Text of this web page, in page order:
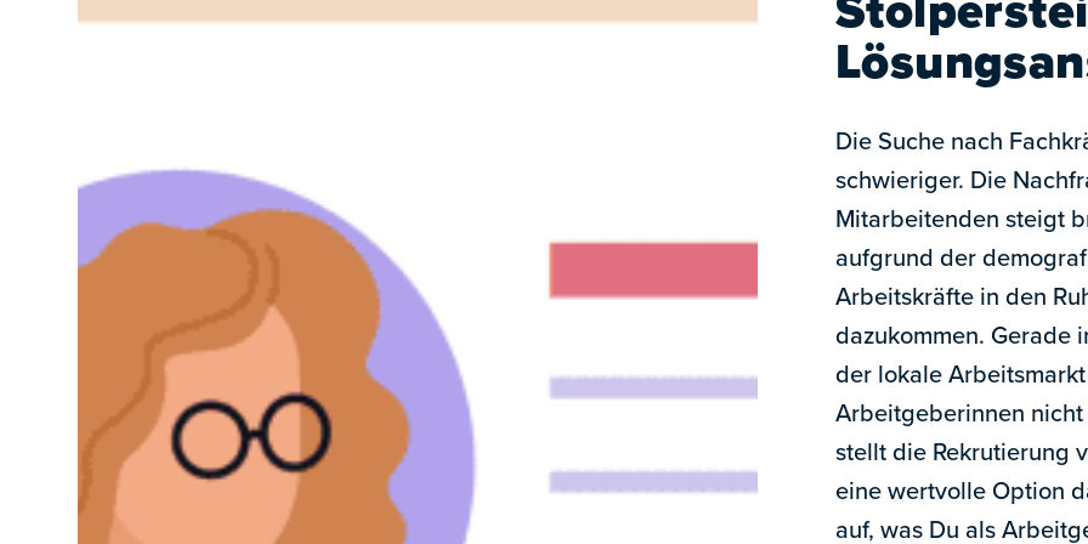
Die Suche nach
schwieriger. Die
Mitarbeitenden steigt
aufgrund der
Arbeitskräfte in den
dazukommen. Gerade
der lokale
Arbeitgeberinnen
stellt die Rekrutierung
eine wertvolle Option
auf, was Du als